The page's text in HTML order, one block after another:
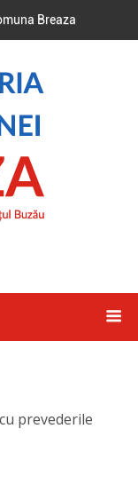
Breaza
prevederile